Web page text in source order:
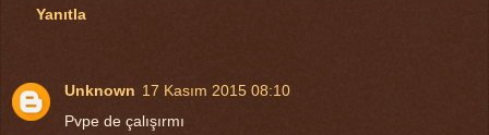
Yanıtla
Unknown 17 Kasım 2015 08:10
Pvpe de çalışırmı